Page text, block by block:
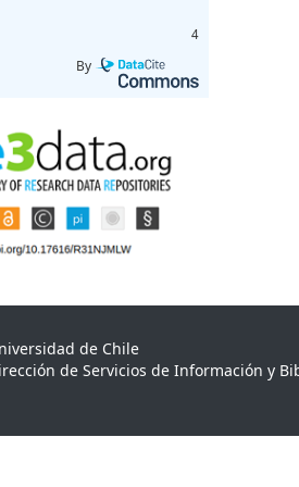
4
By
de Chile
de Servicios de Información y